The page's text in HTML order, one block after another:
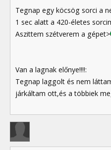
Tegnap egy köcsög sorci a
1 sec alatt a 420-életes
Aszittem szétverem a gépet>
Van a lagnak előnye!!!!:
Tegnap laggolt és nem
járkáltam ott,és a többiek